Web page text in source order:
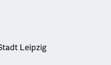
Leipzig